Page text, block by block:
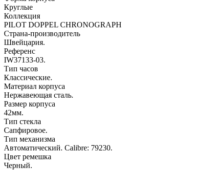
Круглые
Коллекция
PILOT DOPPEL CHRONOGRAPH
Страна-производитель
Швейцария.
Референс
IW37133-03.
Тип часов
Классические.
Материал корпуса
Нержавеющая сталь.
Размер корпуса
42мм.
Тип стекла
Сапфировое.
Тип механизма
Автоматический. Calibre: 79230.
Цвет ремешка
Черный.